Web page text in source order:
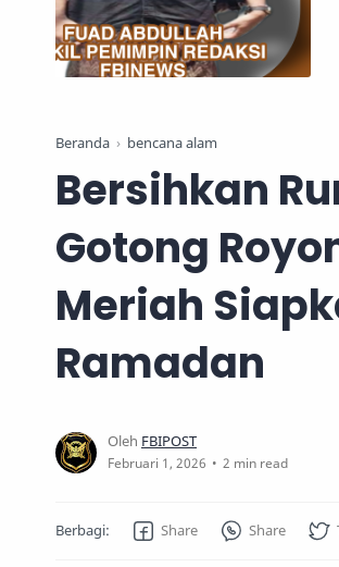
Beranda bencana alam
Bersihkan
Gotong
Meriah
Ramadan
2 min read